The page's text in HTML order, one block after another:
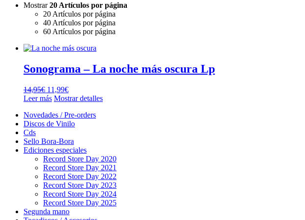
Mostrar20 Artículos por página
20 Artículos por página
40 Artículos por página
60 Artículos por página
Sonograma – La noche más oscura Lp
14,95€ El
precio
era:
14,95€.
11,99€El
precio
es:
11,99€.
Leer más Mostrar detalles
Novedades / Pre-orders
Discos de Vinilo
Cds
Sello Bora-Bora
Ediciones especiales
Record Store Day 2020
Record Store Day 2021
Record Store Day 2022
Record Store Day 2023
Record Store Day 2024
Record Store Day 2025
Segunda mano